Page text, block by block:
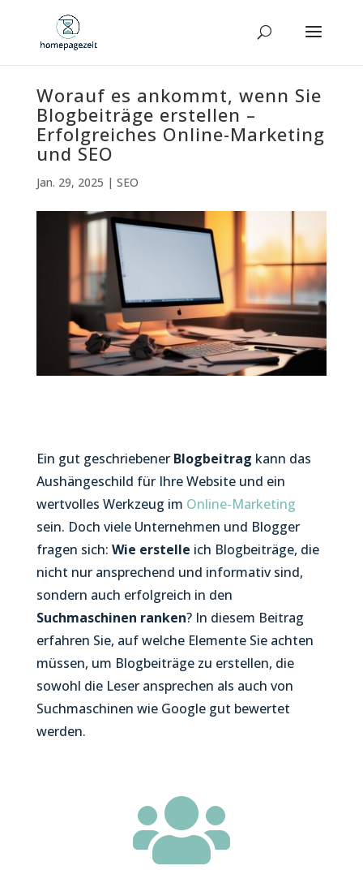
Worauf es ankommt, wenn Sie
Blogbeiträge erstellen –
Erfolgreiches Online-Marketing
und SEO
Jan. 29, 2025 | SEO
Ein gut geschriebener Blogbeitrag kann das
Aushängeschild für Ihre Website und ein
wertvolles Werkzeug im Online-Marketing
sein. Doch viele Unternehmen und Blogger
fragen sich: Wie erstelle ich Blogbeiträge, die
nicht nur ansprechend und informativ sind,
sondern auch erfolgreich in den
Suchmaschinen ranken? In diesem Beitrag
erfahren Sie, auf welche Elemente Sie achten
müssen, um Blogbeiträge zu erstellen, die
sowohl die Leser ansprechen als auch von
Suchmaschinen wie Google gut bewertet
werden.
